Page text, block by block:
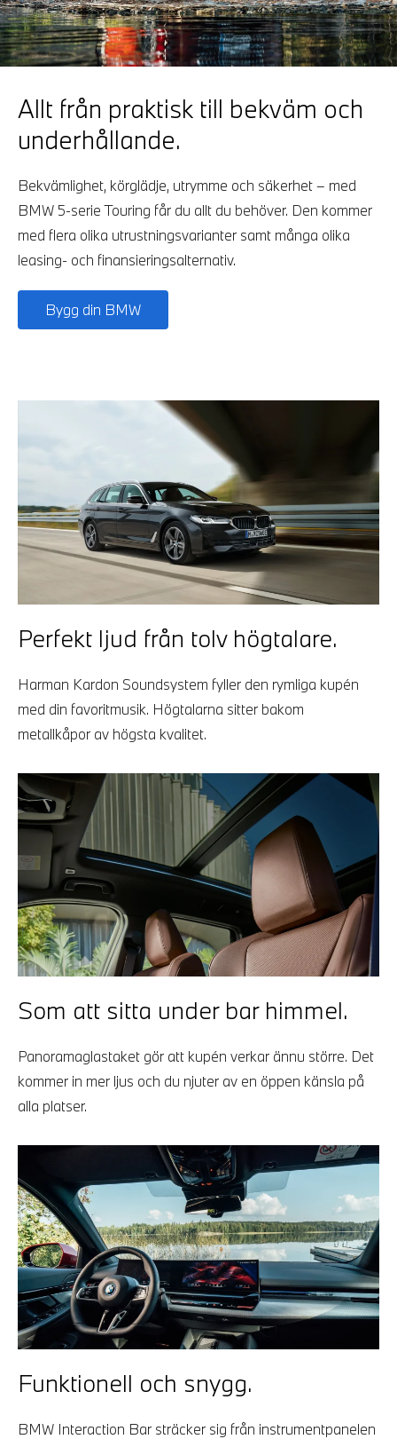
Allt från praktisk till bekväm och
underhållande.
Bekvämlighet, körglädje, utrymme och säkerhet – med
BMW 5-serie Touring får du allt du behöver. Den kommer
med flera olika utrustningsvarianter samt många olika
leasing- och finansieringsalternativ.
Bygg din BMW
Perfekt ljud från tolv högtalare.
Harman Kardon Soundsystem fyller den rymliga kupén
med din favoritmusik. Högtalarna sitter bakom
metallkåpor av högsta kvalitet.
Som att sitta under bar himmel.
Panoramaglastaket gör att kupén verkar ännu större. Det
kommer in mer ljus och du njuter av en öppen känsla på
alla platser.
Funktionell och snygg.
BMW Interaction Bar sträcker sig från instrumentpanelen